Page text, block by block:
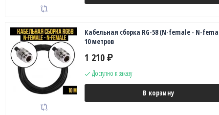
Кабельная сборка RG-58 (N-female - N-
10 метров
1 210 ₽
Доступно к заказу
В корзину